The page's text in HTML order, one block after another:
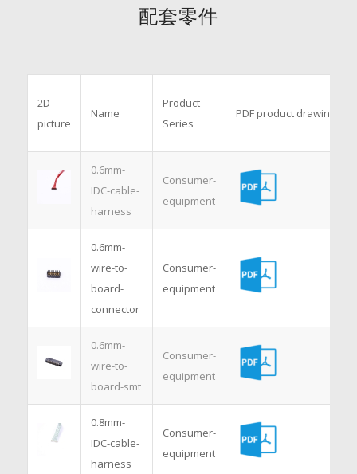
配套零件
2D
picture
Name
Product
Series
PDF product drawings
0.6mm-
IDC-cable-
harness
Consumer-
equipment
0.6mm-
wire-to-
board-
connector
Consumer-
equipment
0.6mm-
wire-to-
board-smt
Consumer-
equipment
0.8mm-
IDC-cable-
harness
Consumer-
equipment